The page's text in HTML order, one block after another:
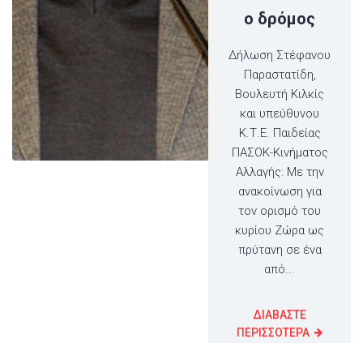
ο δρόμος
Δήλωση Στέφανου
Παραστατίδη,
Βουλευτή Κιλκίς
και υπεύθυνου
Κ.Τ.Ε. Παιδείας
ΠΑΣΟΚ-Κινήματος
Αλλαγής: Με την
ανακοίνωση για
τον ορισμό του
κυρίου Ζώρα ως
πρύτανη σε ένα
από...
ΔΙΑΒΑΣΤΕ
ΠΕΡΙΣΣΟΤΕΡΑ